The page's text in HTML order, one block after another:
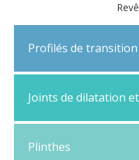
Profilés de transition
Joints de dilatation
Plinthes